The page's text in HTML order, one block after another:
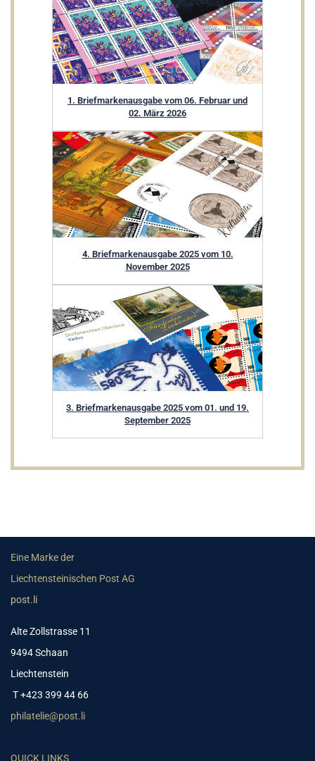
1. Briefmarkenausgabe vom 06. Februar und
02. März 2026
4. Briefmarkenausgabe 2025 vom 10.
November 2025
3. Briefmarkenausgabe 2025 vom 01. und 19.
September 2025
Eine Marke der
Liechtensteinischen Post AG
post.li
Alte Zollstrasse 11
9494 Schaan
Liechtenstein
T +423 399 44 66
philatelie@post.li
QUICK LINKS